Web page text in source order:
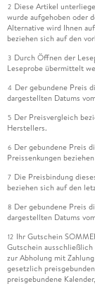
2 Diese Artikel
wurde aufgehoben oder
Alternative wird Ihnen
beziehen sich auf den
3 Durch Öffnen der
Leseprobe übermittelt
4 Der gebundene Preis
dargestellten Datums
5 Der Preisvergleich
Herstellers.
6 Der gebundene Preis
Preissenkungen
7 Die Preisbindung
beziehen sich auf den
8 Der gebundene Preis
dargestellten Datums
12 Ihr Gutschein
Gutschein
zur Abholung mit
gesetzlich
preisgebundene